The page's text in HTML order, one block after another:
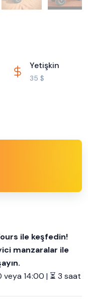
Yetişkin
35 $
ile keşfedin!
manzaralar ile
veya 14:00 | ⏳ 3 saat